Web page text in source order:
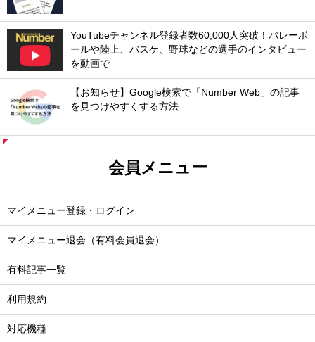
YouTubeチャンネル登録者数60,000人突破！バレーボ
ールや陸上、バスケ、野球などの選手のインタビュー
を動画で
【お知らせ】Google検索で「Number Web」の記事
を見つけやすくする方法
会員メニュー
マイメニュー登録・ログイン
マイメニュー退会（有料会員退会）
有料記事一覧
利用規約
対応機種